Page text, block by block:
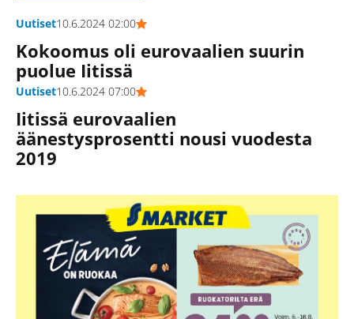
Uutiset10.6.2024 02:00
Kokoomus oli eurovaalien suurin
puolue Iitissä
Uutiset10.6.2024 07:00
Iitissä eurovaalien
äänestysprosentti nousi vuodesta
2019